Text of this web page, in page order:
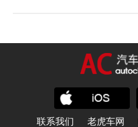
联系我们 老虎车网